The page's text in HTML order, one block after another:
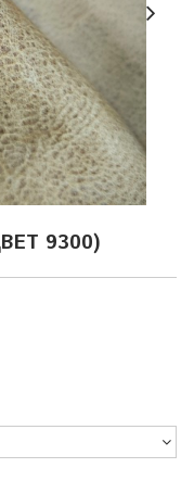
9300)